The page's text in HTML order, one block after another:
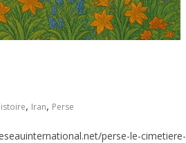
, Iran, Perse
perse-le-cimetiere-